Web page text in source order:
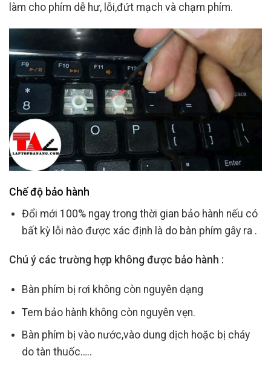
làm cho phím dễ hư, lỗi,đứt mạch và chạm phím.
Chế độ bảo hành
Đổi mới 100% ngay trong thời gian bảo hành nếu có
bất kỳ lỗi nào được xác định là do bàn phím gây ra .
Chú ý các trường hợp không được bảo hành :
Bàn phím bị rơi không còn nguyên dạng
Tem bảo hành không còn nguyên vẹn.
Bàn phím bị vào nước,vào dung dịch hoặc bị cháy
do tàn thuốc…..